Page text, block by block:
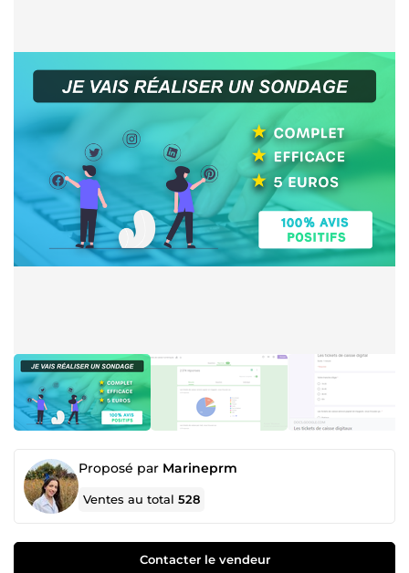
Proposé par Marineprm
Ventes au total528
Contacter le vendeur